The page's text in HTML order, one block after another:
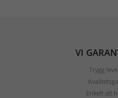
VI
Trygg
Enkelt att